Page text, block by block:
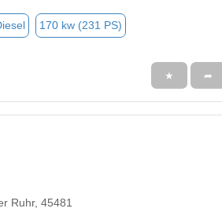
170 kw (231 PS)
★ ➦
Ruhr, 45481